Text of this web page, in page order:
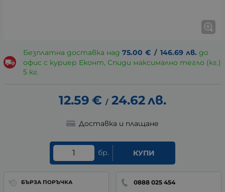
Безплатна доставка над 75.00 € / 146.69 лв. до
офис с куриер Еконт, Спиди максимално тегло (кг.)
5 кг.
12.59 € / 24.62лв.
Доставка и плащане
бр. КУПИ
БЪРЗА ПОРЪЧКА 0888 025 454